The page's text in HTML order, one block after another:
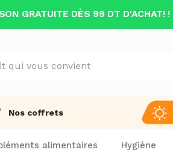
GRATUITE DÈS 99 DT D'ACHAT! !
Nos coffrets
alimentaires Hygiène